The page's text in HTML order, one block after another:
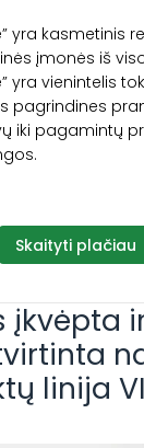
yra kasmetinis
įmonės iš
yra vienintelis
pagrindines
iki pagamintų
Skaityti plačiau
įkvėpta
linija